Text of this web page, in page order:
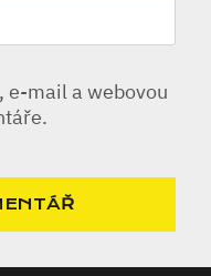
e-mail a webovou